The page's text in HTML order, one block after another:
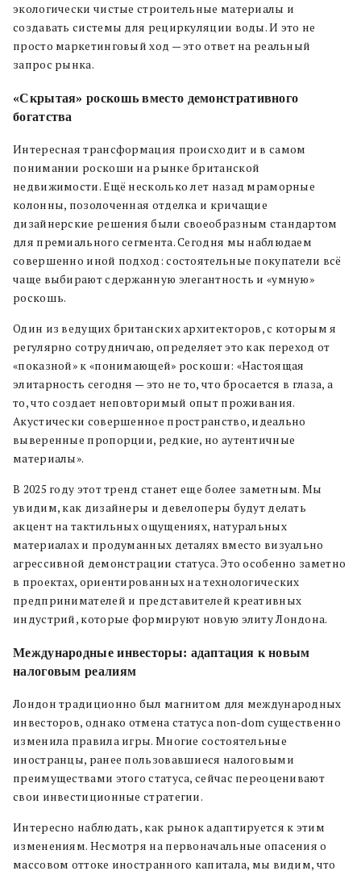
экологически чистые строительные материалы и
создавать системы для рециркуляции воды. И это не
просто маркетинговый ход — это ответ на реальный
запрос рынка.
«Скрытая» роскошь вместо демонстративного
богатства
Интересная трансформация происходит и в самом
понимании роскоши на рынке британской
недвижимости. Ещё несколько лет назад мраморные
колонны, позолоченная отделка и кричащие
дизайнерские решения были своеобразным стандартом
для премиального сегмента. Сегодня мы наблюдаем
совершенно иной подход: состоятельные покупатели всё
чаще выбирают сдержанную элегантность и «умную»
роскошь.
Один из ведущих британских архитекторов, с которым я
регулярно сотрудничаю, определяет это как переход от
«показной» к «понимающей» роскоши: «Настоящая
элитарность сегодня — это не то, что бросается в глаза, а
то, что создает неповторимый опыт проживания.
Акустически совершенное пространство, идеально
выверенные пропорции, редкие, но аутентичные
материалы».
В 2025 году этот тренд станет еще более заметным. Мы
увидим, как дизайнеры и девелоперы будут делать
акцент на тактильных ощущениях, натуральных
материалах и продуманных деталях вместо визуально
агрессивной демонстрации статуса. Это особенно заметно
в проектах, ориентированных на технологических
предпринимателей и представителей креативных
индустрий, которые формируют новую элиту Лондона.
Международные инвесторы: адаптация к новым
налоговым реалиям
Лондон традиционно был магнитом для международных
инвесторов, однако отмена статуса non-dom существенно
изменила правила игры. Многие состоятельные
иностранцы, ранее пользовавшиеся налоговыми
преимуществами этого статуса, сейчас переоценивают
свои инвестиционные стратегии.
Интересно наблюдать, как рынок адаптируется к этим
изменениям. Несмотря на первоначальные опасения о
массовом оттоке иностранного капитала, мы видим, что